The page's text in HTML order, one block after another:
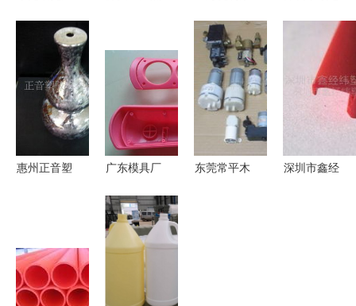
装厂家定制
批发纸浆模
塑包装制品
抗撕防水，
多规格现货
批发，助您
降本增效
专业塑胶制
品的品质之
选
制品 丝印
产品列表
惠州正音塑
列表
广东模具厂
音响模具开
发 注塑加
工喷油丝印
定制处理
东莞常平木
深圳市鑫经